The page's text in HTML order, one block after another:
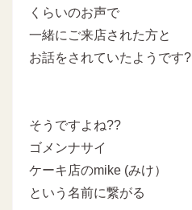
くらいのお声で
一緒にご来店された方と
お話をされていたようです?
そうですよね??
ゴメンナサイ
ケーキ店のmike (みけ）
という名前に繋がる